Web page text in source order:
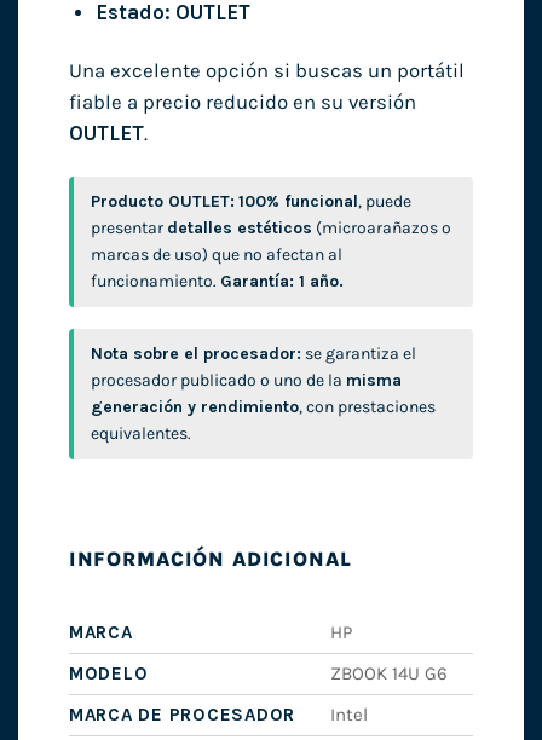
Estado: OUTLET
Una excelente opción si buscas un portátil
fiable a precio reducido en su versión
OUTLET.
Producto OUTLET: 100% funcional, puede
presentar detalles estéticos (microarañazos o
marcas de uso) que no afectan al
funcionamiento. Garantía: 1 año.
Nota sobre el procesador: se garantiza el
procesador publicado o uno de la misma
generación y rendimiento, con prestaciones
equivalentes.
INFORMACIÓN ADICIONAL
MARCA
HP
MODELO
ZBOOK 14U G6
MARCA DE PROCESADOR
Intel